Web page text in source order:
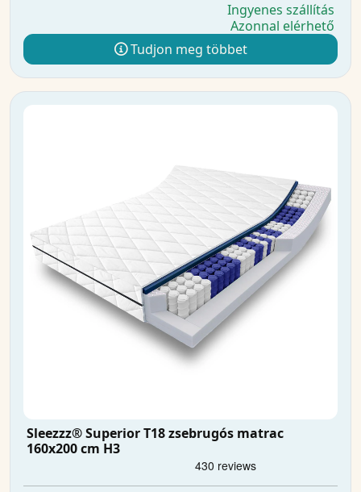
Ingyenes szállítás
Azonnal elérhető
Tudjon meg többet
Sleezzz® Superior T18 zsebrugós matrac
160x200 cm H3